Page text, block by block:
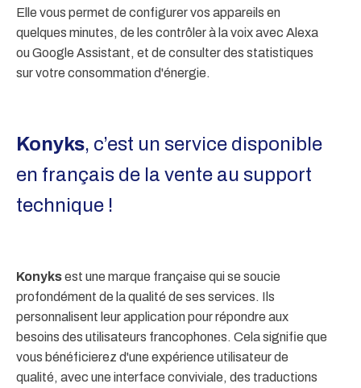
Elle vous permet de configurer vos appareils en
quelques minutes, de les contrôler à la voix avec Alexa
ou Google Assistant, et de consulter des statistiques
sur votre consommation d'énergie.
Konyks, c’est un service disponible
en français de la vente au support
technique !
Konyksest une marque française qui se soucie
profondément de la qualité de ses services. Ils
personnalisent leur application pour répondre aux
besoins des utilisateurs francophones. Cela signifie que
vous bénéficierez d'une expérience utilisateur de
qualité, avec une interface conviviale, des traductions